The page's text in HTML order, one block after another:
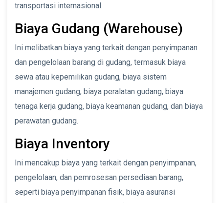
transportasi internasional.
Biaya Gudang (Warehouse)
Ini melibatkan biaya yang terkait dengan penyimpanan
dan pengelolaan barang di gudang, termasuk biaya
sewa atau kepemilikan gudang, biaya sistem
manajemen gudang, biaya peralatan gudang, biaya
tenaga kerja gudang, biaya keamanan gudang, dan biaya
perawatan gudang.
Biaya Inventory
Ini mencakup biaya yang terkait dengan penyimpanan,
pengelolaan, dan pemrosesan persediaan barang,
seperti biaya penyimpanan fisik, biaya asuransi